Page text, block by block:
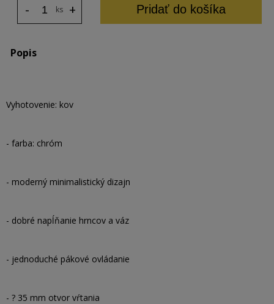
ks +
- Pridať do košíka
Popis
Vyhotovenie: kov
- farba: chróm
- moderný minimalistický dizajn
- dobré napĺňanie hrncov a váz
- jednoduché pákové ovládanie
- ? 35 mm otvor vŕtania